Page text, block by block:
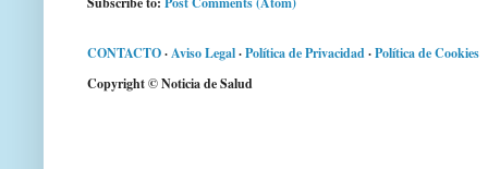
CONTACTO·Aviso Legal·Política de Privacidad·Política de Cookies
Copyright © Noticia de Salud